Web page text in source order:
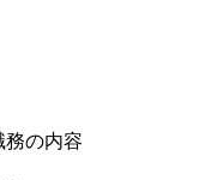
務の内容